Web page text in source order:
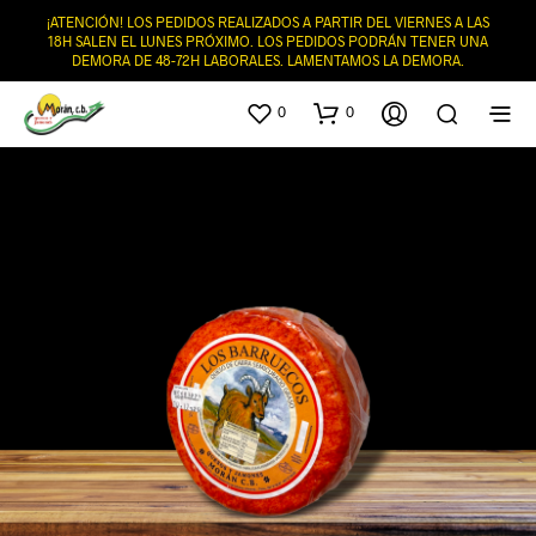
¡ATENCIÓN! LOS PEDIDOS REALIZADOS A PARTIR DEL VIERNES A LAS
18H SALEN EL LUNES PRÓXIMO. LOS PEDIDOS PODRÁN TENER UNA
DEMORA DE 48-72H LABORALES. LAMENTAMOS LA DEMORA.
0 0